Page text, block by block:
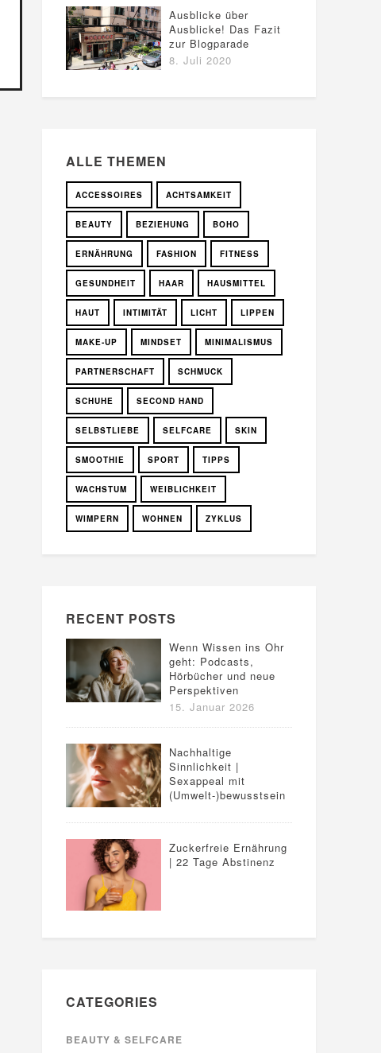
Ausblicke über
Ausblicke! Das Fazit
zur Blogparade
8. Juli 2020
ALLE THEMEN
ACCESSOIRES ACHTSAMKEIT
BEAUTY BEZIEHUNG BOHO
ERNÄHRUNG FASHION FITNESS
GESUNDHEIT HAAR HAUSMITTEL
HAUT INTIMITÄT LICHT LIPPEN
MAKE-UP MINDSET MINIMALISMUS
PARTNERSCHAFT SCHMUCK
SCHUHE SECOND HAND
SELBSTLIEBE SELFCARE SKIN
SMOOTHIE SPORT TIPPS
WACHSTUM WEIBLICHKEIT
WIMPERN WOHNEN ZYKLUS
RECENT POSTS
Wenn Wissen ins Ohr
geht: Podcasts,
Hörbücher und neue
Perspektiven
15. Januar 2026
Nachhaltige
Sinnlichkeit |
Sexappeal mit
(Umwelt-)bewusstsein
Zuckerfreie Ernährung
| 22 Tage Abstinenz
CATEGORIES
BEAUTY & SELFCARE